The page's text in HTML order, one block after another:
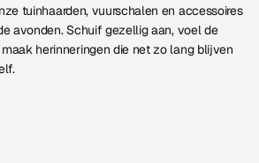
tuinhaarden, vuurschalen en accessoires
avonden. Schuif gezellig aan, voel de
herinneringen die net zo lang blijven